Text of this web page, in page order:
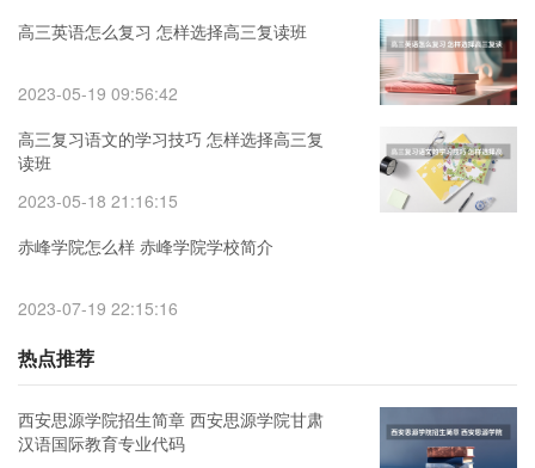
高三英语怎么复习 怎样选择高三复读班
2023-05-19 09:56:42
高三复习语文的学习技巧 怎样选择高三复
读班
2023-05-18 21:16:15
赤峰学院怎么样 赤峰学院学校简介
2023-07-19 22:15:16
热点推荐
西安思源学院招生简章 西安思源学院甘肃
汉语国际教育专业代码